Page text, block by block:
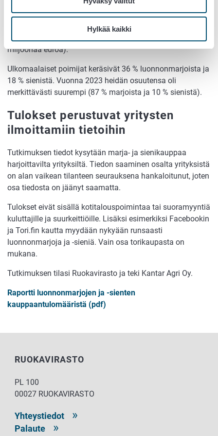
Hylkää kaikki
Marjoista poimintatuloa kertyi 9 miljoonaa euroa. Puolukka
kerrytti tuloja 5,9, mustikka 2,7 ja lakka 0,32 miljoonaa
euroa. Sienistä eniten tuloja toi keltavahvero (0,35
miljoonaa euroa).
Ulkomaalaiset poimijat keräsivät 36 % luonnonmarjoista ja
18 % sienistä. Vuonna 2023 heidän osuutensa oli
merkittävästi suurempi (87 % marjoista ja 10 % sienistä).
Tulokset perustuvat yritysten
ilmoittamiin tietoihin
Tutkimuksen tiedot kysytään marja- ja sienikauppaa
harjoittavilta yrityksiltä. Tiedon saaminen osalta yrityksistä
on alan vaikean tilanteen seurauksena hankaloitunut, joten
osa tiedosta on jäänyt saamatta.
Tulokset eivät sisällä kotitalouspoimintaa tai suoramyyntiä
kuluttajille ja suurkeittiöille. Lisäksi esimerkiksi Facebookin
ja Tori.fin kautta myydään nykyään runsaasti
luonnonmarjoja ja -sieniä. Vain osa torikaupasta on
mukana.
Tutkimuksen tilasi Ruokavirasto ja teki Kantar Agri Oy.
Raportti luonnonmarjojen ja -sienten
kauppaantulomääristä (pdf)
RUOKAVIRASTO
PL 100
00027 RUOKAVIRASTO
Yhteystiedot
Palaute